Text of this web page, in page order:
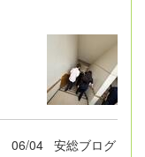
06/04 安総ブログ